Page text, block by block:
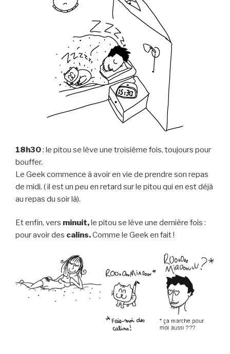
18h30: le pitou se lève une troisième fois, toujours pour
bouffer.
Le Geek commence à avoir en vie de prendre son repas
de midi. ( il est un peu en retard sur le pitou qui en est déjà
au repas du soir là).
Et enfin, vers minuit, le pitou se lève une dernière fois :
pour avoir des calins.Comme le Geek en fait !